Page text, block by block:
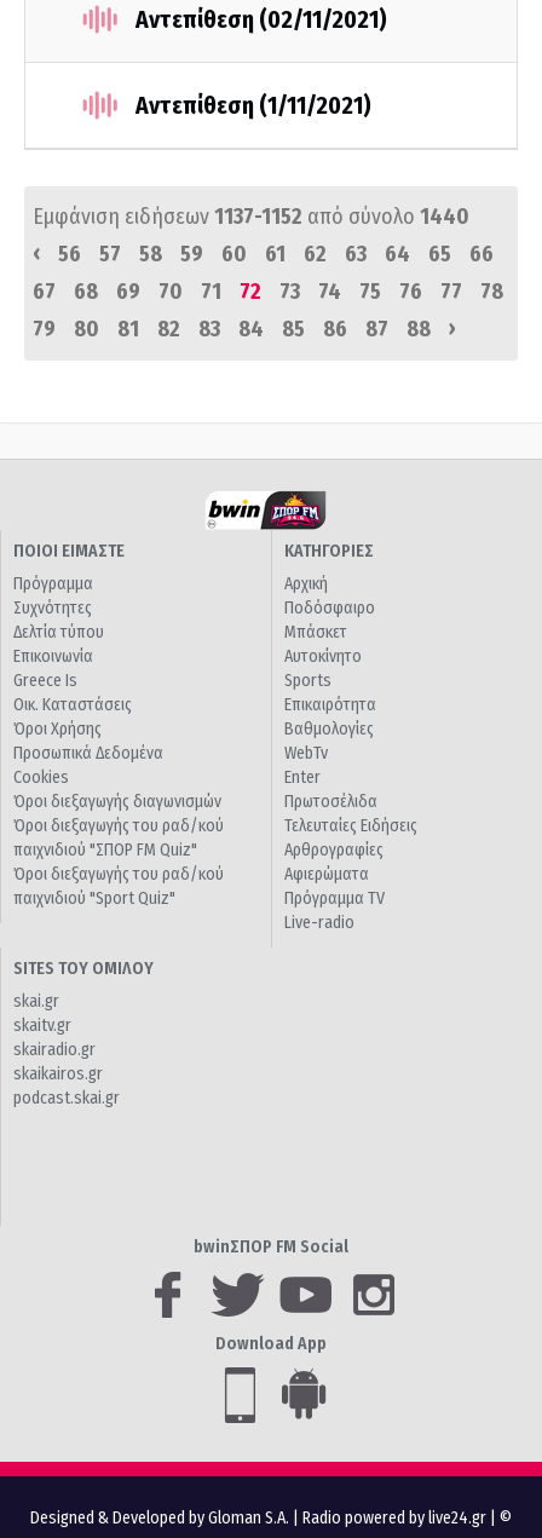
Αντεπίθεση (02/11/2021)
Αντεπίθεση (1/11/2021)
Εμφάνιση ειδήσεων1137-1152 από σύνολο 1440
‹
56 57 58 59 60 61 62 63 64 65
66
67
68 69 70 71 72 73 74 75 76 77
78
79
80 81 82 83 84 85 86 87 88 ›
ΠΟΙΟΙ ΕΙΜΑΣΤΕ
Πρόγραμμα
Συχνότητες
Δελτία τύπου
Επικοινωνία
Greece Is
Οικ. Καταστάσεις
Όροι Χρήσης
Προσωπικά Δεδομένα
Cookies
Όροι διεξαγωγής διαγωνισμών
Όροι διεξαγωγής του ραδ/κού
παιχνιδιού "ΣΠΟΡ FM Quiz"
Όροι διεξαγωγής του ραδ/κού
παιχνιδιού "Sport Quiz"
ΚΑΤΗΓΟΡΙΕΣ
Αρχική
Ποδόσφαιρο
Μπάσκετ
Αυτοκίνητο
Sports
Επικαιρότητα
Βαθμολογίες
WebTv
Enter
Πρωτοσέλιδα
Τελευταίες Ειδήσεις
Αρθρογραφίες
Αφιερώματα
Πρόγραμμα TV
Live-radio
SITES ΤΟΥ ΟΜΙΛΟΥ
skai.gr
skaitv.gr
skairadio.gr
skaikairos.gr
podcast.skai.gr
bwinΣΠΟΡ FM Social
Download App
Designed & Developed by Gloman S.A. Radio powered by live24.gr | ©